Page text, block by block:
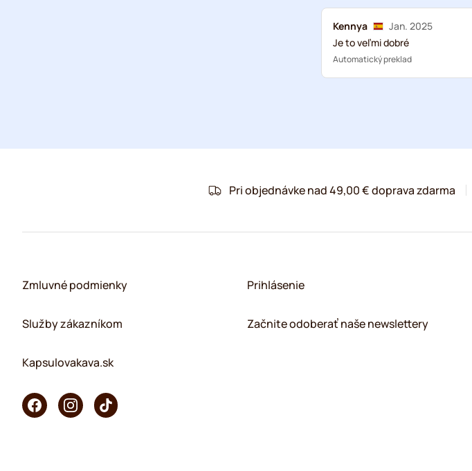
Kennya
Jan. 2025
Je to veľmi dobré
Automatický preklad
Pri objednávke nad 49,00 € doprava zdarma
Zmluvné podmienky
Služby zákazníkom
Kapsulovakava.sk
Prihlásenie
Začnite odoberať naše newslettery